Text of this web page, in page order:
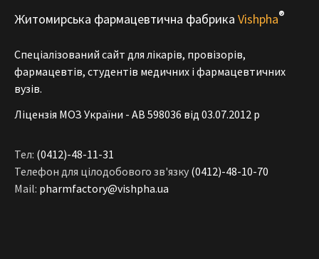
Житомирська фармацевтична фабрика Vishpha®
Спеціалізований сайт для лікарів, провізорів,
фармацевтів, студентів медичних і фармацевтичних
вузів.
Ліцензія МОЗ України - АВ 598036 від 03.07.2012 р
Тел: (0412)-48-11-31
Телефон для цілодобового зв'язку (0412)-48-10-70
Mail: pharmfactory@vishpha.ua